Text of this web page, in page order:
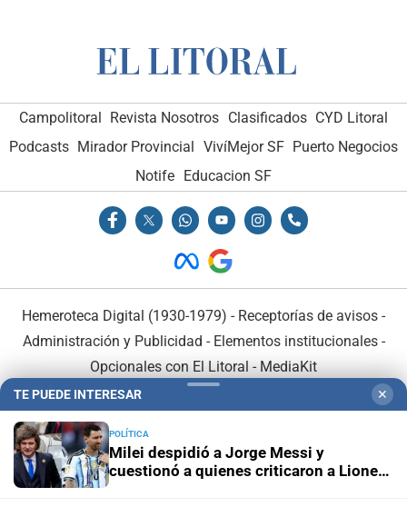
Campolitoral Revista Nosotros Clasificados CYD Litoral
Podcasts Mirador Provincial VivíMejor SF Puerto Negocios
Notife
Educacion SF
Hemeroteca Digital (1930-1979) - Receptorías de avisos -
Administración y Publicidad - Elementos institucionales-
Opcionales con El Litoral - MediaKit
TE PUEDE INTERESAR ✕
POLÍTICA
Milei despidió a Jorge Messi y
cuestionó a quienes criticaron a Lionel